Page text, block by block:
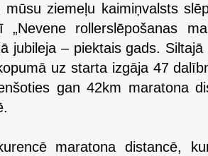
mūsu ziemeļu kaimiņvalsts
„Nevene rollerslēpošanas
jubileja – piektais gads.
uz starta izgāja 47
gan 42km maratona
maratona distancē,